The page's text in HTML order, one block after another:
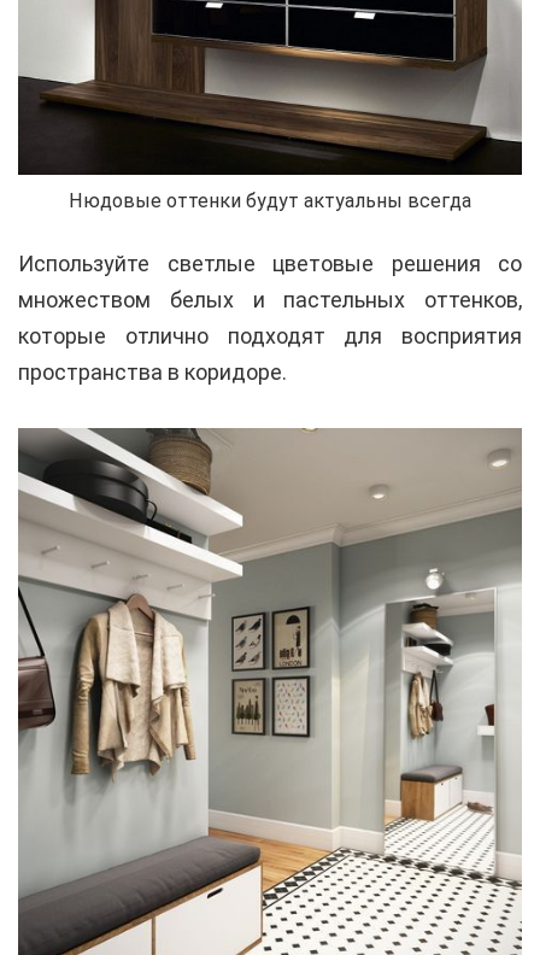
Нюдовые оттенки будут актуальны всегда
Используйте светлые цветовые решения со
множеством белых и пастельных оттенков,
которые отлично подходят для восприятия
пространства в коридоре.